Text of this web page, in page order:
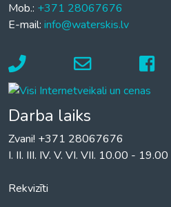
Mob.: +371 28067676
E-mail: info@waterskis.lv
Darba laiks
Zvani! +371 28067676
I. II. III. IV. V. VI. VII. 10.00 - 19.00
Rekvizīti